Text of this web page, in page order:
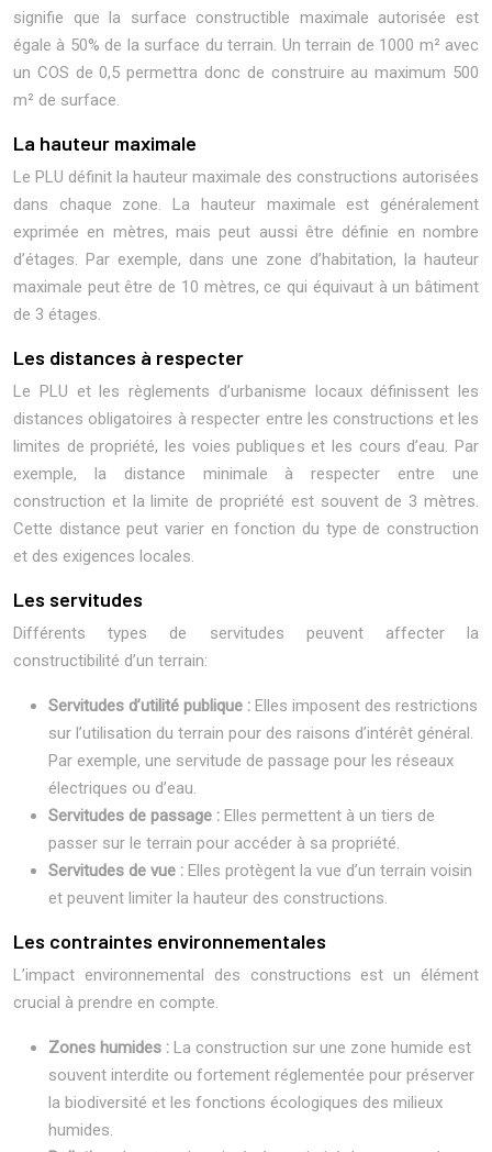
signifie que la surface constructible maximale autorisée est
égale à 50% de la surface du terrain. Un terrain de 1000 m² avec
un COS de 0,5 permettra donc de construire au maximum 500
m² de surface.
La hauteur maximale
Le PLU définit la hauteur maximale des constructions autorisées
dans chaque zone. La hauteur maximale est généralement
exprimée en mètres, mais peut aussi être définie en nombre
d’étages. Par exemple, dans une zone d’habitation, la hauteur
maximale peut être de 10 mètres, ce qui équivaut à un bâtiment
de 3 étages.
Les distances à respecter
Le PLU et les règlements d’urbanisme locaux définissent les
distances obligatoires à respecter entre les constructions et les
limites de propriété, les voies publiques et les cours d’eau. Par
exemple, la distance minimale à respecter entre une
construction et la limite de propriété est souvent de 3 mètres.
Cette distance peut varier en fonction du type de construction
et des exigences locales.
Les servitudes
Différents types de servitudes peuvent affecter la
constructibilité d’un terrain:
Servitudes d’utilité publique : Elles imposent des restrictions
sur l’utilisation du terrain pour des raisons d’intérêt général.
Par exemple, une servitude de passage pour les réseaux
électriques ou d’eau.
Servitudes de passage : Elles permettent à un tiers de
passer sur le terrain pour accéder à sa propriété.
Servitudes de vue : Elles protègent la vue d’un terrain voisin
et peuvent limiter la hauteur des constructions.
Les contraintes environnementales
L’impact environnemental des constructions est un élément
crucial à prendre en compte.
Zones humides : La construction sur une zone humide est
souvent interdite ou fortement réglementée pour préserver
la biodiversité et les fonctions écologiques des milieux
humides.